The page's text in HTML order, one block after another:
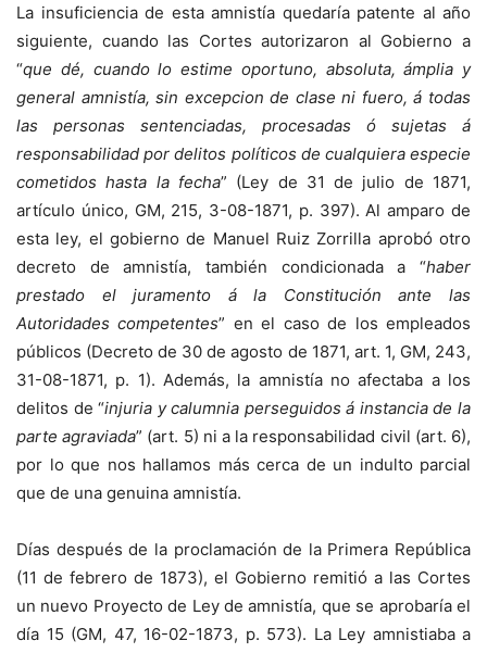
La insuficiencia de esta amnistía quedaría patente al año
siguiente, cuando las Cortes autorizaron al Gobierno a
“que dé, cuando lo estime oportuno, absoluta, ámplia y
general amnistía, sin excepcion de clase ni fuero, á todas
las personas sentenciadas, procesadas ó sujetas á
responsabilidad por delitos políticos de cualquiera especie
cometidos hasta la fecha” (Ley de 31 de julio de 1871,
artículo único, GM, 215, 3-08-1871, p. 397). Al amparo de
esta ley, el gobierno de Manuel Ruiz Zorrilla aprobó otro
decreto de amnistía, también condicionada a “haber
prestado el juramento á la Constitución ante las
Autoridades competentes” en el caso de los empleados
públicos (Decreto de 30 de agosto de 1871, art. 1, GM, 243,
31-08-1871, p. 1). Además, la amnistía no afectaba a los
delitos de “injuria y calumnia perseguidos á instancia de la
parte agraviada” (art. 5) ni a la responsabilidad civil (art. 6),
por lo que nos hallamos más cerca de un indulto parcial
que de una genuina amnistía.
Días después de la proclamación de la Primera República
(11 de febrero de 1873), el Gobierno remitió a las Cortes
un nuevo Proyecto de Ley de amnistía, que se aprobaría el
día 15 (GM, 47, 16-02-1873, p. 573). La Ley amnistiaba a